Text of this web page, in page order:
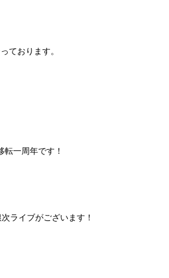
ております。
一周年です！
ライブがございます！